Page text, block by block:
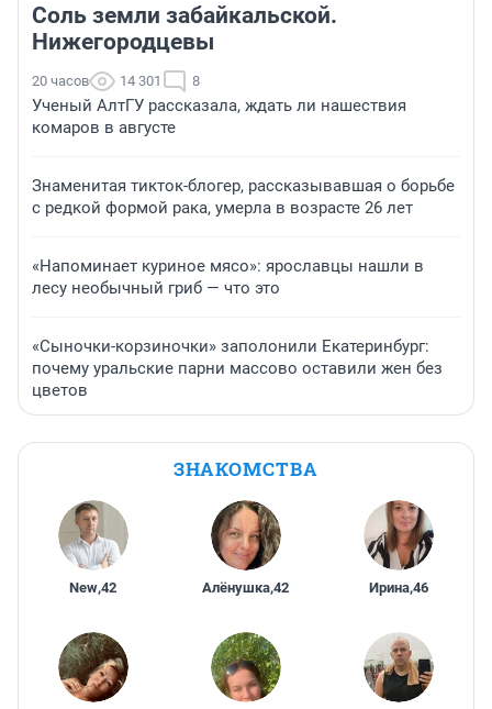
Соль земли забайкальской.
Нижегородцевы
20 часов 14 301 8
Ученый АлтГУ рассказала, ждать ли нашествия
комаров в августе
Знаменитая тикток-блогер, рассказывавшая о борьбе
с редкой формой рака, умерла в возрасте 26 лет
«Напоминает куриное мясо»: ярославцы нашли в
лесу необычный гриб — что это
«Сыночки-корзиночки» заполонили Екатеринбург:
почему уральские парни массово оставили жен без
цветов
ЗНАКОМСТВА
New,42 Алёнушка,42 Ирина,46